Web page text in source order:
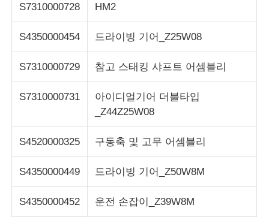
S7310000728 HM2
S4350000454 드라이빙 기어_Z25W08
S7310000729 참고 스태킹 샤프트 어셈블리
S7310000731
아이디얼기어 더블타입
_Z44Z25W08
S4520000325 구동축 및 고무 어셈블리
S4350000449 드라이빙 기어_Z50W8M
S4350000452 운전 손잡이_Z39W8M